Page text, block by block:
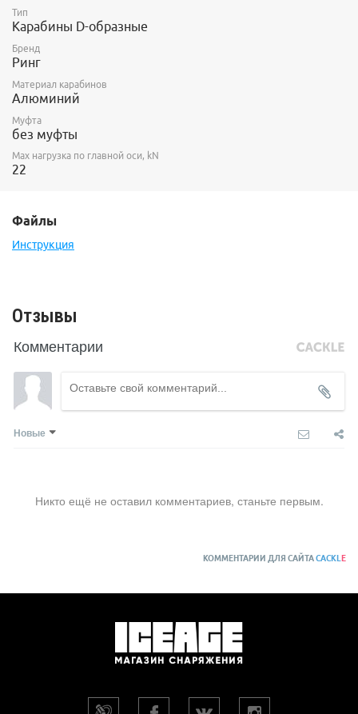
Тип
Карабины D-образные
Бренд
Ринг
Материал карабинов
Алюминий
Муфта
без муфты
Max нагрузка по главной оси, kN
22
Файлы
Инструкция
Отзывы
Комментарии
Новые
Никто ещё не оставил комментариев, станьте первым.
КОММЕНТАРИИ ДЛЯ САЙТАCACKLE